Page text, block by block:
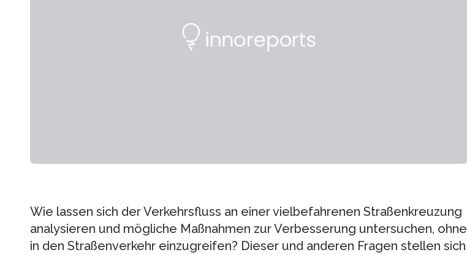
Wie lassen sich der Verkehrsfluss an einer vielbefahrenen Straßenkreuzung
analysieren und mögliche Maßnahmen zur Verbesserung untersuchen, ohne
in den Straßenverkehr einzugreifen? Dieser und anderen Fragen stellen sich